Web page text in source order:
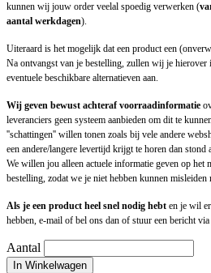
kunnen wij jouw order veelal spoedig verwerken (
aantal werkdagen).
Uiteraard is het mogelijk dat een product een
Na ontvangst van je bestelling, zullen wij je
eventuele beschikbare alternatieven aan.
Wij geven bewust achteraf voorraadinformatie
leveranciers geen systeem aanbieden om dit te
''schattingen'' willen tonen zoals bij vele andere
een andere/langere levertijd krijgt te horen dan stond
We willen jou alleen actuele informatie geven op het
bestelling, zodat we je niet hebben kunnen misleiden
Als je een product heel snel nodig hebt en je wil
hebben, e-mail of bel ons dan of stuur een bericht
Aantal
In Winkelwagen